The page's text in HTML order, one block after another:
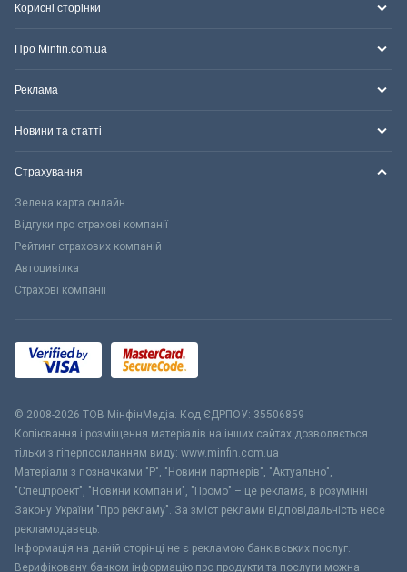
Корисні сторінки
Про Minfin.com.ua
Реклама
Новини та статті
Страхування
Зелена карта онлайн
Відгуки про страхові компанії
Рейтинг страхових компаній
Автоцивілка
Страхові компанії
© 2008-2026 ТОВ МiнфiнМедiа. Код ЄДРПОУ: 35506859
Копіювання і розміщення матеріалів на інших сайтах дозволяється
тільки з гіперпосиланням виду: www.minfin.com.ua
Матеріали з позначками "Р", "Новини партнерів", "Актуально",
"Спецпроект", "Новини компаній", "Промо" – це реклама, в розумінні
Закону України "Про рекламу". За зміст реклами відповідальність несе
рекламодавець.
Інформація на даній сторінці не є рекламою банківських послуг.
Верифіковану банком інформацію про продукти та послуги можна